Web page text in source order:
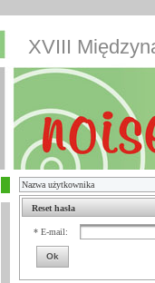
XVIII
Reset hasła
* E-mail:
Ok